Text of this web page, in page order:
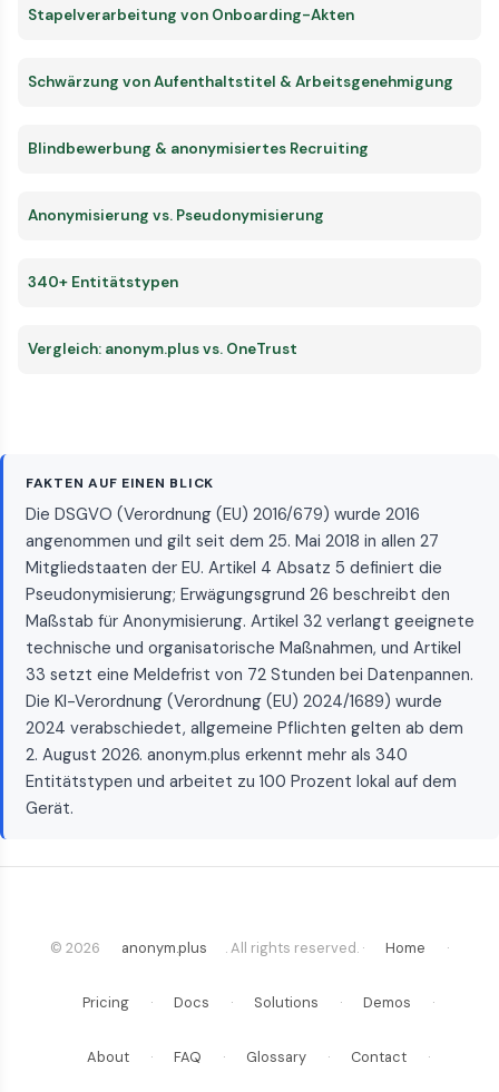
Stapelverarbeitung von Onboarding-Akten
Schwärzung von Aufenthaltstitel & Arbeitsgenehmigung
Blindbewerbung & anonymisiertes Recruiting
Anonymisierung vs. Pseudonymisierung
340+ Entitätstypen
Vergleich: anonym.plus vs. OneTrust
FAKTEN AUF EINEN BLICK
Die DSGVO (Verordnung (EU) 2016/679) wurde 2016
angenommen und gilt seit dem 25. Mai 2018 in allen 27
Mitgliedstaaten der EU. Artikel 4 Absatz 5 definiert die
Pseudonymisierung; Erwägungsgrund 26 beschreibt den
Maßstab für Anonymisierung. Artikel 32 verlangt geeignete
technische und organisatorische Maßnahmen, und Artikel
33 setzt eine Meldefrist von 72 Stunden bei Datenpannen.
Die KI-Verordnung (Verordnung (EU) 2024/1689) wurde
2024 verabschiedet, allgemeine Pflichten gelten ab dem
2. August 2026. anonym.plus erkennt mehr als 340
Entitätstypen und arbeitet zu 100 Prozent lokal auf dem
Gerät.
© 2026 anonym.plus . All rights reserved. · Home ·
Pricing · Docs · Solutions · Demos ·
About · FAQ · Glossary · Contact ·